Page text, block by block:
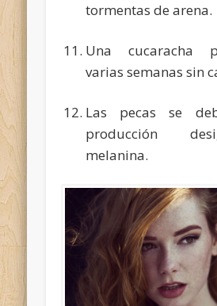
tormentas de arena.
Una cucaracha
varias semanas sin
Las pecas se
producción
melanina.